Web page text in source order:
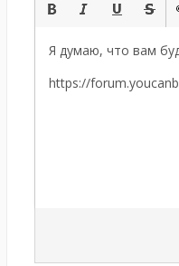
Я думаю, что вам
https://